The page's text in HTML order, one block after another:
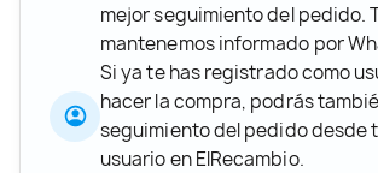
mejor seguimiento del pedido.
mantenemos informado por
Si ya te has registrado como
hacer la compra, podrás
seguimiento del pedido desde
usuario en ElRecambio.